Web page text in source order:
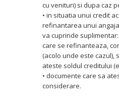
cu venituri) si dupa caz
• in situatia unui credit
refinantarea unui
va cuprinde
care se refinanteaza,
(acolo unde este cazul),
ateste soldul creditului
• documente care sa
considerare.